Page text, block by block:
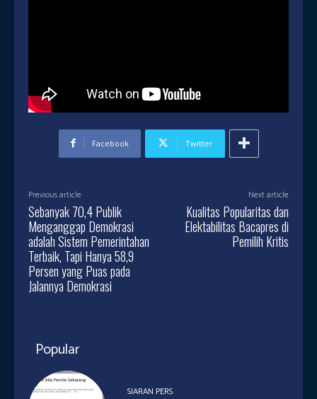
Facebook Twitter
Previous article
Sebanyak 70,4 Publik
Menganggap Demokrasi
adalah Sistem Pemerintahan
Terbaik, Tapi Hanya 58,9
Persen yang Puas pada
Jalannya Demokrasi
Next article
Kualitas Popularitas dan
Elektabilitas Bacapres di
Pemilih Kritis
Popular
SIARAN PERS